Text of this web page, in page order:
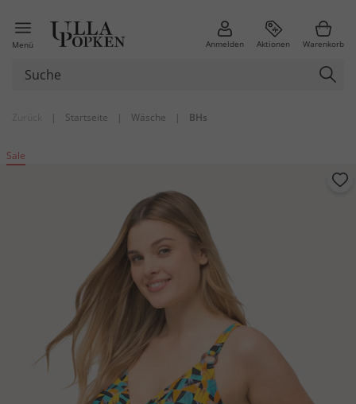
Menü Anmelden Aktionen Warenkorb
| Startseite | Wäsche | BHs
Sale